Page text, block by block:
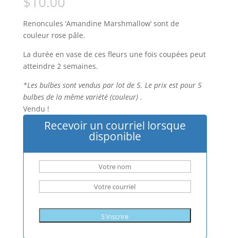
Renoncules ‘Amandine Marshmallow’ sont de
couleur rose pâle.
La durée en vase de ces fleurs une fois coupées peut
atteindre 2 semaines.
*Les bulbes sont vendus par lot de 5. Le prix est pour 5
bulbes de la même variété (couleur) .
Vendu !
Recevoir un courriel lorsque
disponible
S'inscrire